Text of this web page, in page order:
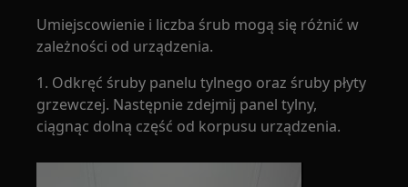
Umiejscowienie i liczba śrub mogą się różnić w
zależności od urządzenia.
1. Odkręć śruby panelu tylnego oraz śruby płyty
grzewczej. Następnie zdejmij panel tylny,
ciągnąc dolną część od korpusu urządzenia.